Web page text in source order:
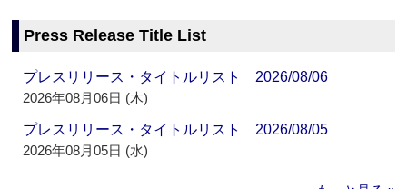
Press Release Title List
プレスリリース・タイトルリスト 2026/08/06
2026年08月06日 (木)
プレスリリース・タイトルリスト 2026/08/05
2026年08月05日 (水)